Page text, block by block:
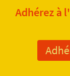
Adhérez à